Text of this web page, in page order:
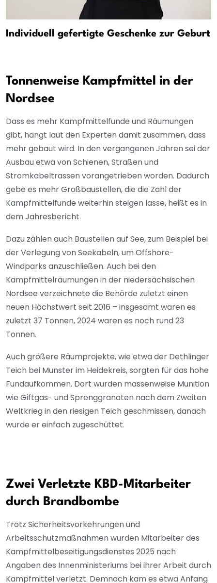
Individuell gefertigte Geschenke zur Geburt
Tonnenweise Kampfmittel in der
Nordsee
Dass es mehr Kampfmittelfunde und Räumungen
gibt, hängt laut den Experten damit zusammen, dass
mehr gebaut wird. In den vergangenen Jahren sei der
Ausbau etwa von Schienen, Straßen und
Stromkabeltrassen vorangetrieben worden. Dadurch
gebe es mehr Großbaustellen, die die Zahl der
Kampfmittelfunde weiterhin steigen lasse, heißt es in
dem Jahresbericht.
Dazu zählen auch Baustellen auf See, zum Beispiel bei
der Verlegung von Seekabeln, um Offshore-
Windparks anzuschließen. Auch bei den
Kampfmittelräumungen in der niedersächsischen
Nordsee verzeichnete die Behörde zuletzt einen
neuen Höchstwert seit 2016 – insgesamt waren es
zuletzt 37 Tonnen, 2024 waren es noch rund 23
Tonnen.
Auch größere Räumprojekte, wie etwa der Dethlinger
Teich bei Munster im Heidekreis, sorgten für das hohe
Fundaufkommen. Dort wurden massenweise Munition
wie Giftgas- und Sprenggranaten nach dem Zweiten
Weltkrieg in den riesigen Teich geschmissen, danach
wurde er einfach zugeschüttet.
Zwei Verletzte KBD-Mitarbeiter
durch Brandbombe
Trotz Sicherheitsvorkehrungen und
Arbeitsschutzmaßnahmen wurden Mitarbeiter des
Kampfmittelbeseitigungsdienstes 2025 nach
Angaben des Innenministeriums bei ihrer Arbeit durch
Kampfmittel verletzt. Demnach kam es etwa Anfang